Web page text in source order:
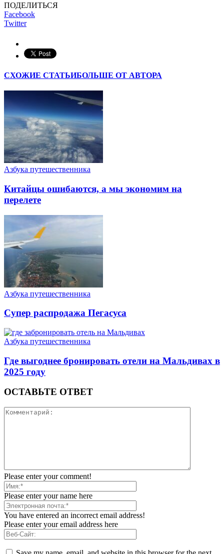
ПОДЕЛИТЬСЯ
Facebook
Twitter
СХОЖИЕ СТАТЬИБОЛЬШЕ ОТ АВТОРА
Азбука путешественника
Китайцы ошибаются, а мы экономим на
перелете
Азбука путешественника
Супер распродажа Пегасуса
Азбука путешественника
Где выгоднее бронировать отели на Мальдивах в
2025 году
ОСТАВЬТЕ ОТВЕТ
Please enter your comment!
Please enter your name here
You have entered an incorrect email address!
Please enter your email address here